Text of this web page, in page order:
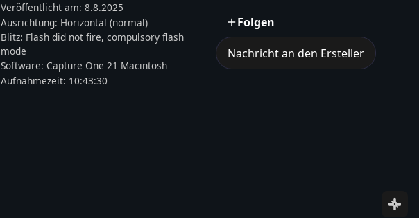
Veröffentlicht am:8.8.2025
Ausrichtung: Horizontal (normal)
Blitz: Flash did not fire, compulsory flash
mode
Software:Capture One 21 Macintosh
Aufnahmezeit: 10:43:30
Folgen
Nachricht an den Ersteller